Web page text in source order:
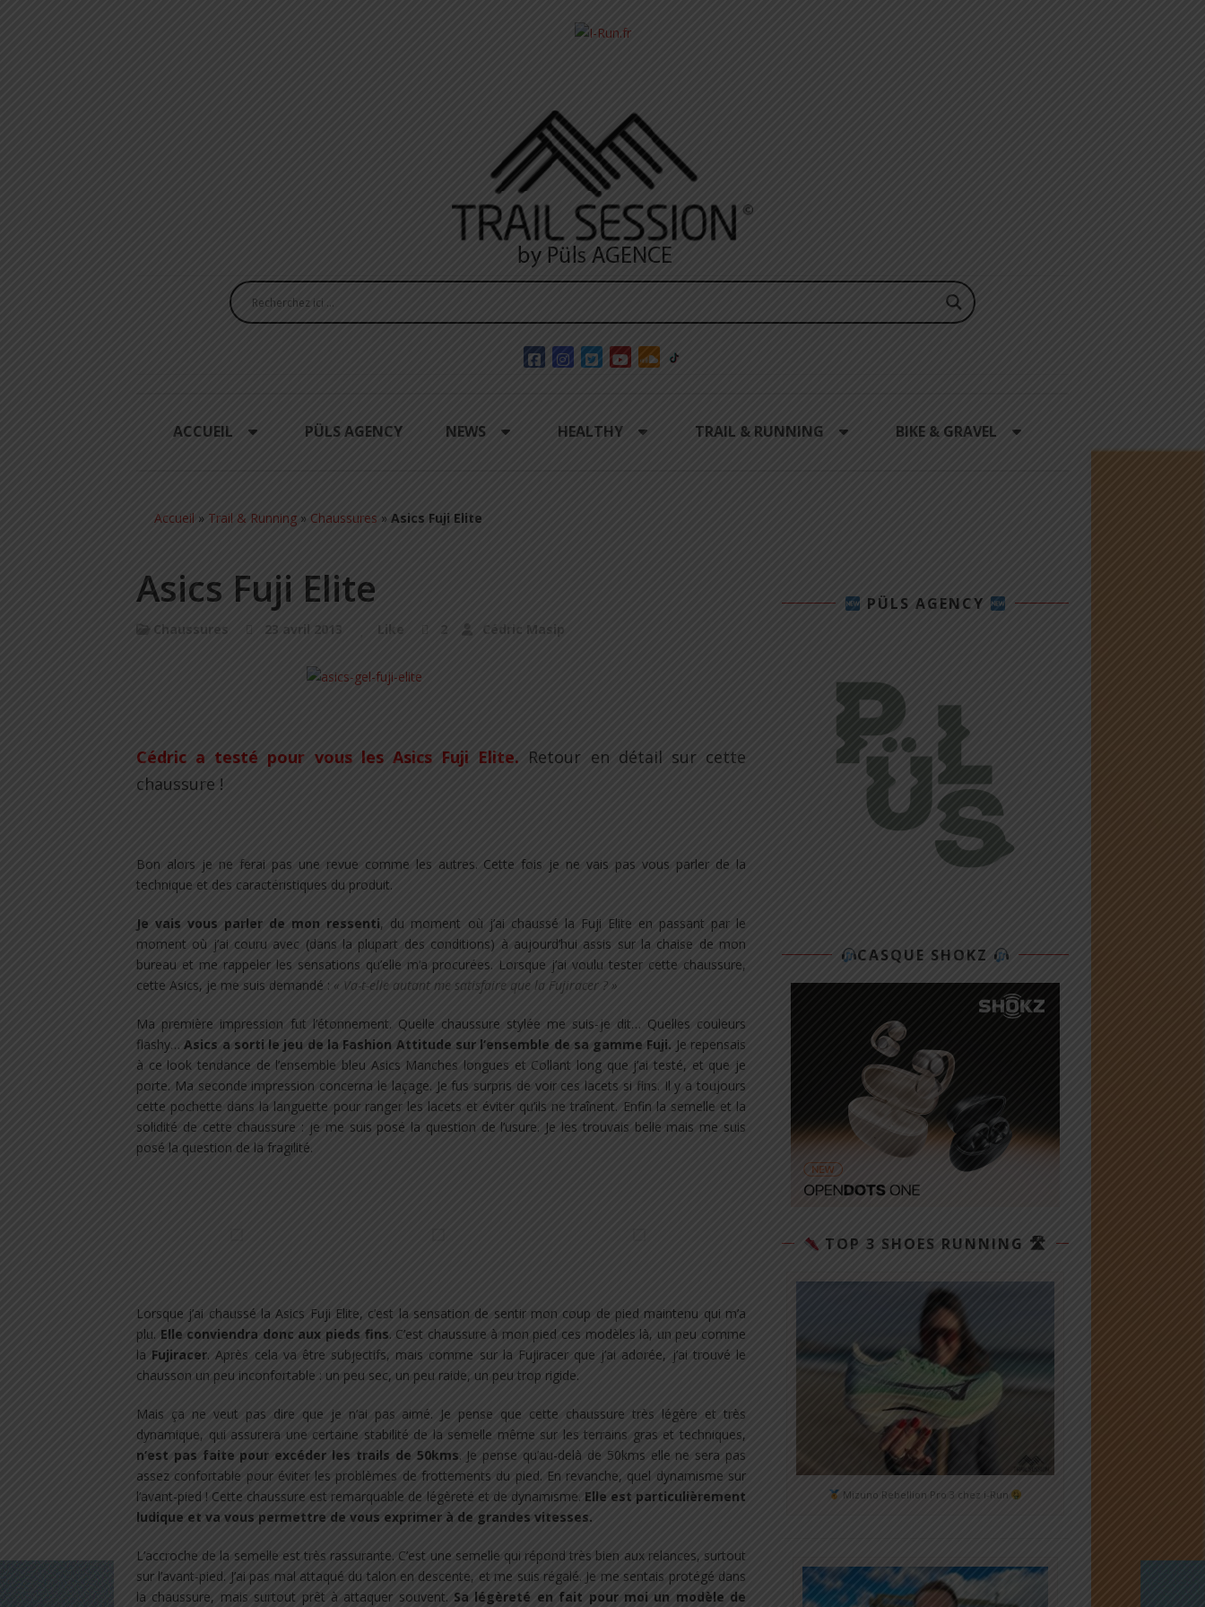
ACCUEIL PÜLS AGENCY NEWS HEALTHY TRAIL & RUNNING BIKE & GRAVEL
Accueil » Trail & Running » Chaussures » Asics Fuji Elite
Asics Fuji Elite
Chaussures 23 avril 2013 Like 2 Cédric Masip
Cédric a testé pour vous les Asics Fuji Elite. Retour en détail sur cette
chaussure !
Bon alors je ne ferai pas une revue comme les autres. Cette fois je ne vais pas vous parler de la
technique et des caractéristiques du produit.
Je vais vous parler de mon ressenti, du moment où j’ai chaussé la Fuji Elite en passant par le
moment où j’ai couru avec (dans la plupart des conditions) à aujourd’hui assis sur la chaise de mon
bureau et me rappeler les sensations qu’elle m’a procurées. Lorsque j’ai voulu tester cette chaussure,
cette Asics, je me suis demandé : « Va-t-elle autant me satisfaire que la Fujiracer ? »
Ma première impression fut l’étonnement. Quelle chaussure stylée me suis-je dit… Quelles couleurs
flashy…Asics a sorti le jeu de la Fashion Attitude sur l’ensemble de sa gamme Fuji. Je repensais
à ce look tendance de l’ensemble bleu Asics Manches longues et Collant long que j’ai testé, et que je
porte. Ma seconde impression concerna le laçage. Je fus surpris de voir ces lacets si fins. Il y a toujours
cette pochette dans la languette pour ranger les lacets et éviter qu’ils ne traînent. Enfin la semelle et la
solidité de cette chaussure : je me suis posé la question de l’usure. Je les trouvais belle mais me suis
posé la question de la fragilité.
Lorsque j’ai chaussé la Asics Fuji Elite, c’est la sensation de sentir mon coup de pied maintenu qui m’a
plu. Elle conviendra donc aux pieds fins. C’est chaussure à mon pied ces modèles là, un peu comme
la Fujiracer. Après cela va être subjectifs, mais comme sur la Fujiracer que j’ai adorée, j’ai trouvé le
chausson un peu inconfortable : un peu sec, un peu raide, un peu trop rigide.
Mais ça ne veut pas dire que je n’ai pas aimé. Je pense que cette chaussure très légère et très
dynamique, qui assurera une certaine stabilité de la semelle même sur les terrains gras et techniques,
n’est pas faite pour excéder les trails de 50kms. Je pense qu’au-delà de 50kms elle ne sera pas
assez confortable pour éviter les problèmes de frottements du pied. En revanche, quel dynamisme sur
l’avant-pied ! Cette chaussure est remarquable de légèreté et de dynamisme. Elle est particulièrement
ludique et va vous permettre de vous exprimer à de grandes vitesses.
L’accroche de la semelle est très rassurante. C’est une semelle qui répond très bien aux relances, surtout
sur l’avant-pied. J’ai pas mal attaqué du talon en descente, et me suis régalé. Je me sentais protégé dans
la chaussure, mais surtout prêt à attaquer souvent. Sa légèreté en fait pour moi un modèle de
PÜLS AGENCY
CASQUE SHOKZ
TOP 3 SHOES RUNNING 🛣
Mizuno Rebellion Pro 3 chez i-Run